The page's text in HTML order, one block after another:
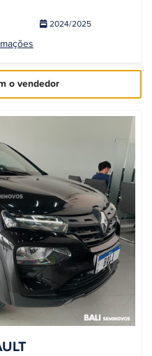
2024/2025
o vendedor